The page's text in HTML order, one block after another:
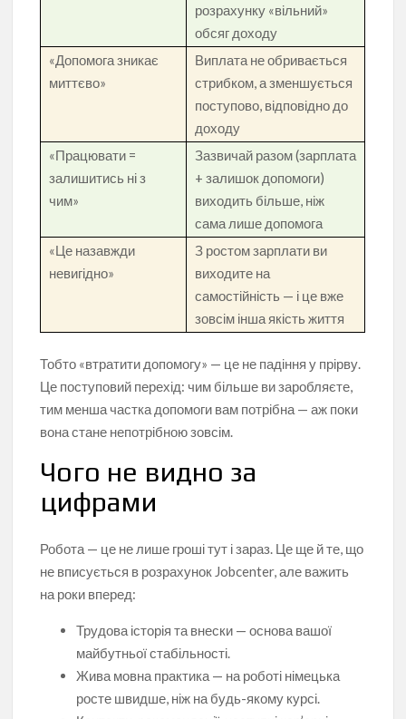
розрахунку «вільний»
обсяг доходу
«Допомога зникає
миттєво»
Виплата не обривається
стрибком, а зменшується
поступово, відповідно до
доходу
«Працювати =
залишитись ні з
чим»
Зазвичай разом (зарплата
+ залишок допомоги)
виходить більше, ніж
сама лише допомога
«Це назавжди
невигідно»
З ростом зарплати ви
виходите на
самостійність — і це вже
зовсім інша якість життя
Тобто «втратити допомогу» — це не падіння у прірву.
Це поступовий перехід: чим більше ви заробляєте,
тим менша частка допомоги вам потрібна — аж поки
вона стане непотрібною зовсім.
Чого не видно за
цифрами
Робота — це не лише гроші тут і зараз. Це ще й те, що
не вписується в розрахунок Jobcenter, але важить
на роки вперед:
Трудова історія та внески — основа вашої
майбутньої стабільності.
Жива мовна практика — на роботі німецька
росте швидше, ніж на будь-якому курсі.